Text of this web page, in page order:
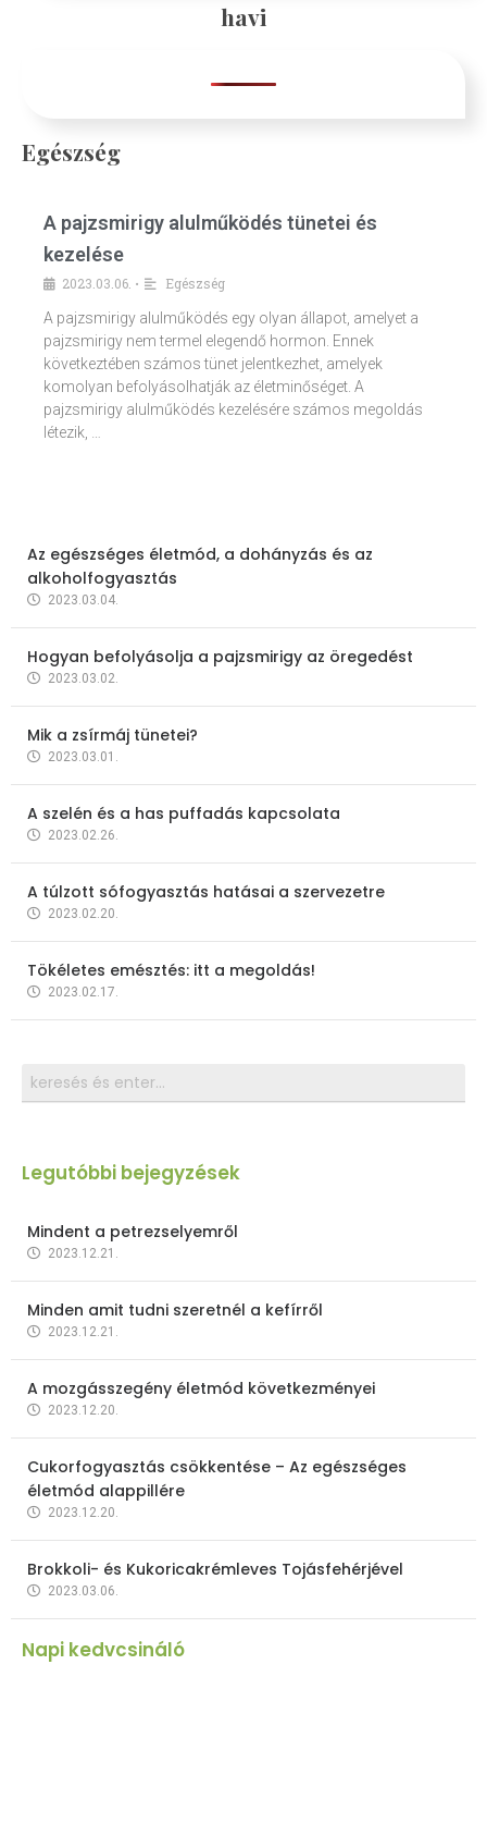
havi
Egészség
A pajzsmirigy alulműködés tünetei és
kezelése
2023.03.06. •
Egészség
A pajzsmirigy alulműködés egy olyan állapot, amelyet a
pajzsmirigy nem termel elegendő hormon. Ennek
következtében számos tünet jelentkezhet, amelyek
komolyan befolyásolhatják az életminőséget. A
pajzsmirigy alulműködés kezelésére számos megoldás
létezik, …
Az egészséges életmód, a dohányzás és az
alkoholfogyasztás
2023.03.04.
Hogyan befolyásolja a pajzsmirigy az öregedést
2023.03.02.
Mik a zsírmáj tünetei?
2023.03.01.
A szelén és a has puffadás kapcsolata
2023.02.26.
A túlzott sófogyasztás hatásai a szervezetre
2023.02.20.
Tökéletes emésztés: itt a megoldás!
2023.02.17.
Legutóbbi bejegyzések
Mindent a petrezselyemről
2023.12.21.
Minden amit tudni szeretnél a kefírről
2023.12.21.
A mozgásszegény életmód következményei
2023.12.20.
Cukorfogyasztás csökkentése – Az egészséges
életmód alappillére
2023.12.20.
Brokkoli- és Kukoricakrémleves Tojásfehérjével
2023.03.06.
Napi kedvcsináló